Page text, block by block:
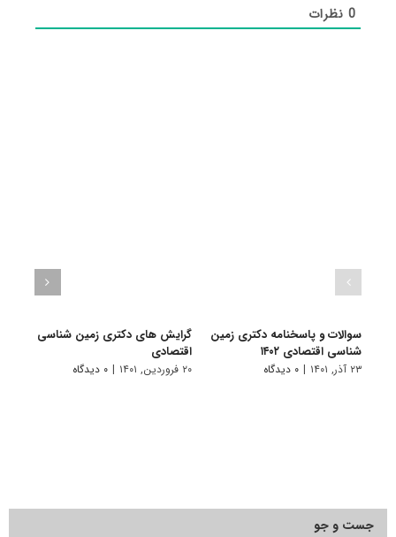
0نظرات
سوالات و پاسخنامه دکتری زمین
شناسی اقتصادی ۱۴۰۲
۲۳ آذر, ۱۴۰۱ | ۰ دیدگاه
گرایش های دکتری زمین شناسی
اﻗﺘﺼﺎدی
۲۰ فروردین, ۱۴۰۱ | ۰ دیدگاه
جست و جو